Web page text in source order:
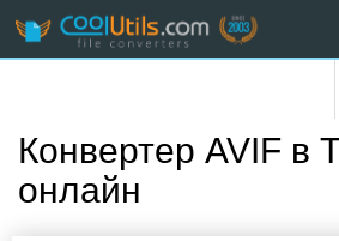
Конвертер AVIF в
онлайн